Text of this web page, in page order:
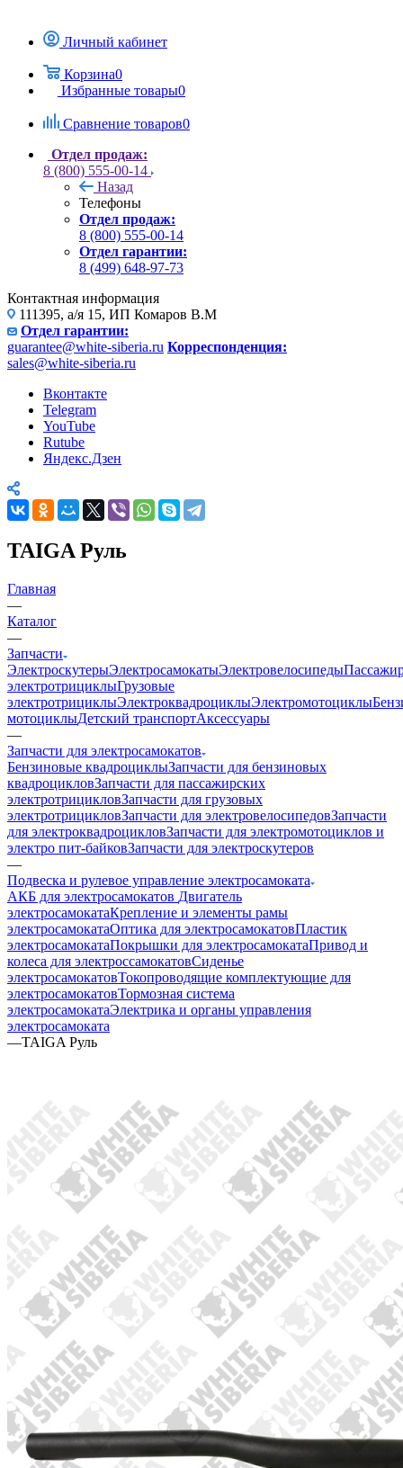
Личный кабинет
Корзина0
Избранные товары0
Сравнение товаров0
Отдел продаж:
8 (800) 555-00-14
Назад
Телефоны
Отдел продаж:
8 (800) 555-00-14
Отдел гарантии:
8 (499) 648-97-73
Контактная информация
111395, а/я 15, ИП Комаров В.М
Отдел гарантии:
guarantee@white-siberia.ru Корреспонденция:
sales@white-siberia.ru
Вконтакте
Telegram
YouTube
Rutube
Яндекс.Дзен
TAIGA Руль
Главная
—
Каталог
—
Запчасти
ЭлектроскутерыЭлектросамокатыЭлектровелосипеды
электротрициклыГрузовые
электротрициклыЭлектроквадроциклыЭлектромотоциклы
мотоциклыДетский транспортАксессуары
—
Запчасти для электросамокатов
Бензиновые квадроциклыЗапчасти для бензиновых
квадроцикловЗапчасти для пассажирских
электротрицикловЗапчасти для грузовых
электротрицикловЗапчасти для электровелосипедовЗапчасти
для электроквадроцикловЗапчасти для электромотоциклов и
электро пит-байковЗапчасти для электроскутеров
—
Подвеска и рулевое управление электросамоката
АКБ для электросамокатов Двигатель
электросамокатаКрепление и элементы рамы
электросамокатаОптика для электросамокатовПластик
электросамокатаПокрышки для электросамокатаПривод и
колеса для электроссамокатовСиденье
электросамокатовТокопроводящие комплектующие для
электросамокатовТормозная система
электросамокатаЭлектрика и органы управления
электросамоката
—TAIGA Руль